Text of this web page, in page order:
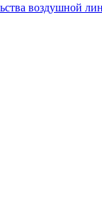
воздушной